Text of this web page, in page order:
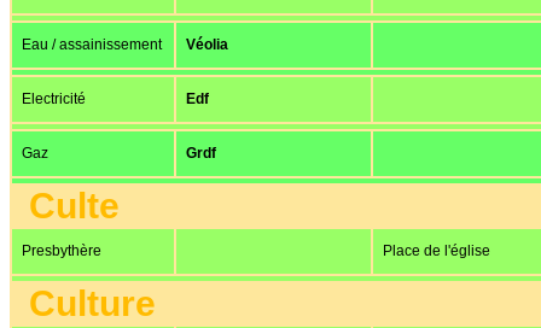
Eau / assainissement Véolia
Electricité Edf
Gaz Grdf
Culte
Presbythère Place de l'église
Culture